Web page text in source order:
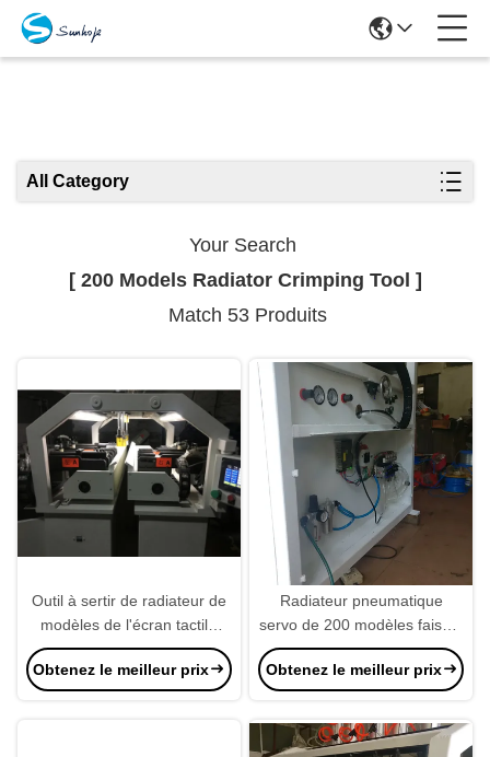
All Category
Your Search
[ 200 Models Radiator Crimping Tool ]
Match 53 Produits
Outil à sertir de radiateur de
modèles de l'écran tactile
200, PLC de machines de
fabrication de radiateur
programmable
Obtenez le meilleur prix
Radiateur pneumatique
servo de 200 modèles faisant
la machine avec
Workingstation
Obtenez le meilleur prix